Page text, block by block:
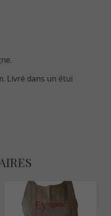
Livré dans un étui